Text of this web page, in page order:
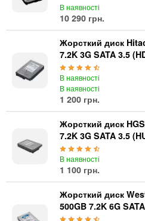
В наявності
10 290 грн.
Жорсткий диск
7.2K 3G SATA 3.5
В наявності
В наявності
1 200 грн.
Жорсткий диск
7.2K 3G SATA 3.5
В наявності
1 100 грн.
Жорсткий диск
500GB 7.2K 6G